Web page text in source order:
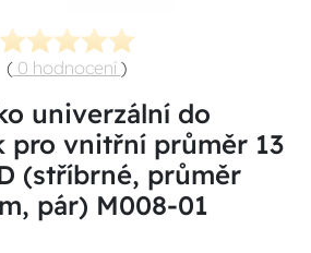
( 0 hodnocení )
univerzální do
pro vnitřní průměr 13
(stříbrné, průměr
pár) M008-01